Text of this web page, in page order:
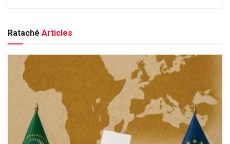
Rataché Articles